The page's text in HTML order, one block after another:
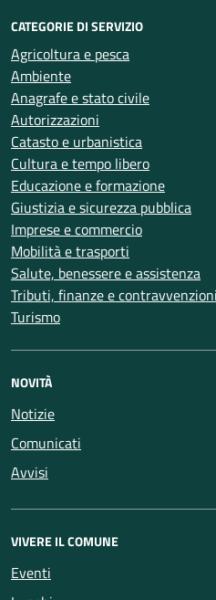
CATEGORIE DI SERVIZIO
Agricoltura e pesca
Ambiente
Anagrafe e stato civile
Autorizzazioni
Catasto e urbanistica
Cultura e tempo libero
Educazione e formazione
Giustizia e sicurezza pubblica
Imprese e commercio
Mobilità e trasporti
Salute, benessere e assistenza
Tributi, finanze e contravvenzioni
Turismo
NOVITÀ
Notizie
Comunicati
Avvisi
VIVERE IL COMUNE
Eventi